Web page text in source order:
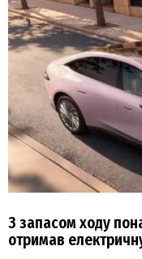
З запасом ходу
отримав